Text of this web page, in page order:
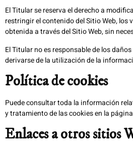
El Titular se reserva el derecho a
restringir el contenido del Sitio Web, los
obtenida a través del Sitio Web, sin
El Titular no es responsable de los
derivarse de la utilización de la
Política de cookies
Puede consultar toda la información
y tratamiento de las cookies en la
Enlaces a otros sitios